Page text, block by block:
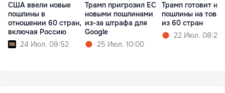
США ввели новые
пошлины в
отношении 60 стран,
включая Россию
24 Июл. 09:52
Трамп пригрозил ЕС
новыми пошлинами
из-за штрафа для
Google
25 Июл. 10:00
Трамп готовит
пошлины на
из 60 стран
22 Июл. 08:20